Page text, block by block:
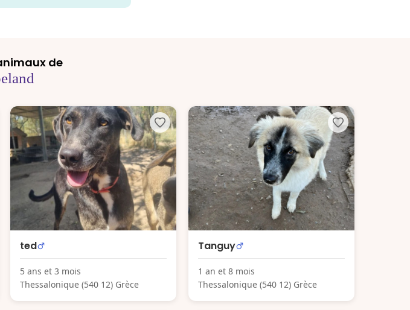
de
ted
5 ans et 3 mois
Thessalonique (540 12) Grèce
Tanguy
1 an et 8 mois
Thessalonique (540 12) Grèce